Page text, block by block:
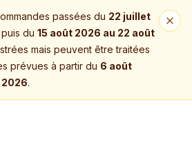
passées du 22 juillet
, puis du 15 août 2026 au 22 août
mais peuvent être traitées
prévues à partir du 6 août
.